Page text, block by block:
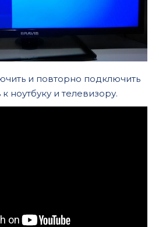
и повторно подключить
ноутбуку и телевизору.